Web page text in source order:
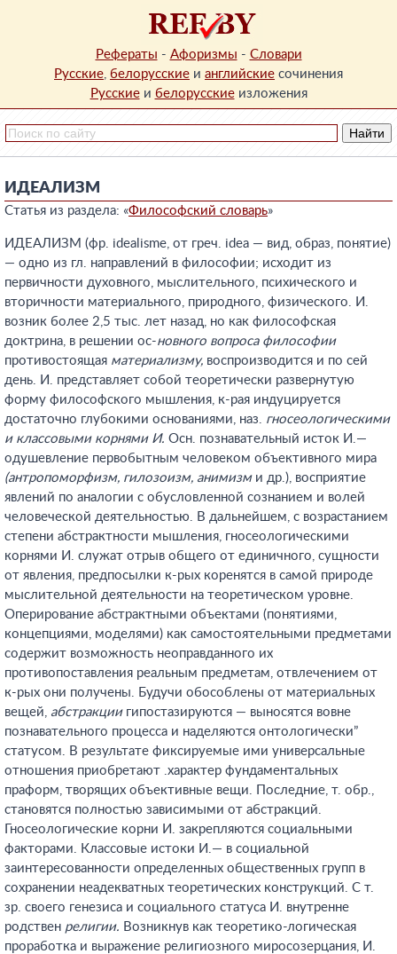
Рефераты - Афоризмы - Словари
Русские, белорусские и английские сочинения
Русскиеи белорусскиеизложения
ИДЕАЛИЗМ
Статья из раздела: «Философский словарь»
ИДЕАЛИЗМ (фр. idealisme, от греч. idea — вид, образ, понятие)
— одно из гл. направлений в философии; исходит из
первичности духовного, мыслительного, психического и
вторичности материального, природного, физического. И.
возник более 2,5 тыс. лет назад, но как философская
доктрина, в решении ос-новного вопроса философии
противостоящая материализму, воспроизводится и по сей
день. И. представляет собой теоретически развернутую
форму философского мышления, к-рая индуцируется
достаточно глубокими основаниями, наз. гносеологическими
и классовыми корнями И. Осн. познавательный исток И.—
одушевление первобытным человеком объективного мира
(антропоморфизм, гилозоизм, анимизми др.), восприятие
явлений по аналогии с обусловленной сознанием и волей
человеческой деятельностью. В дальнейшем, с возрастанием
степени абстрактности мышления, гносеологическими
корнями И. служат отрыв общего от единичного, сущности
от явления, предпосылки к-рых коренятся в самой природе
мыслительной деятельности на теоретическом уровне.
Оперирование абстрактными объектами (понятиями,
концепциями, моделями) как самостоятельными предметами
содержит возможность неоправданного их
противопоставления реальным предметам, отвлечением от
к-рых они получены. Будучи обособлены от материальных
вещей, абстракциигипостазируются — выносятся вовне
познавательного процесса и наделяются онтологически”
статусом. В результате фиксируемые ими универсальные
отношения приобретают .характер фундаментальных
праформ, творящих объективные вещи. Последние, т. обр.,
становятся полностью зависимыми от абстракций.
Гносеологические корни И. закрепляются социальными
факторами. Классовые истоки И.— в социальной
заинтересованности определенных общественных групп в
сохранении неадекватных теоретических конструкций. С т.
зр. своего генезиса и социального статуса И. внутренне
родствен религии. Возникнув как теоретико-логическая
проработка и выражение религиозного миросозерцания, И.